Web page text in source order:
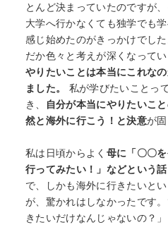
とんど決まっていたのですが
大学へ行かなくても独学でも
感じ始めたのがきっかけでし
だか色々と考えが深くなって
やりたいことは本当にこれな
ました。
私が学びたいことっ
き、
自分が本当にやりたいこ
然と海外に行こう！と決意が
私は日頃からよく 母に「〇〇
行ってみたい！」などという
で、しかも海外に行きたいと
が、驚かれはしなかったです
きたいだけなんじゃないの？